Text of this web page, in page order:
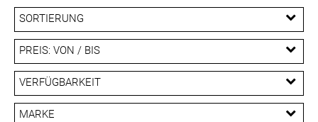
SORTIERUNG
PREIS: VON / BIS
EUR
EUR
VERFÜGBARKEIT
MARKE